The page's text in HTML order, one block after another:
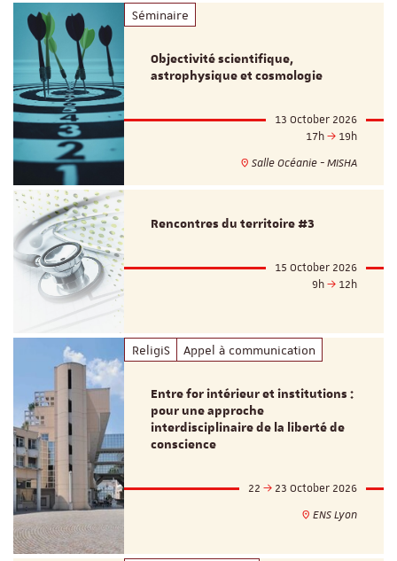
Séminaire
Objectivité scientifique,
astrophysique et cosmologie
13 October 2026
17h
19h
Salle Océanie - MISHA
Rencontres du territoire #3
15 October 2026
9h
12h
ReligiS Appel à communication
Entre for intérieur et institutions :
pour une approche
interdisciplinaire de la liberté de
conscience
22
23 October 2026
ENS Lyon